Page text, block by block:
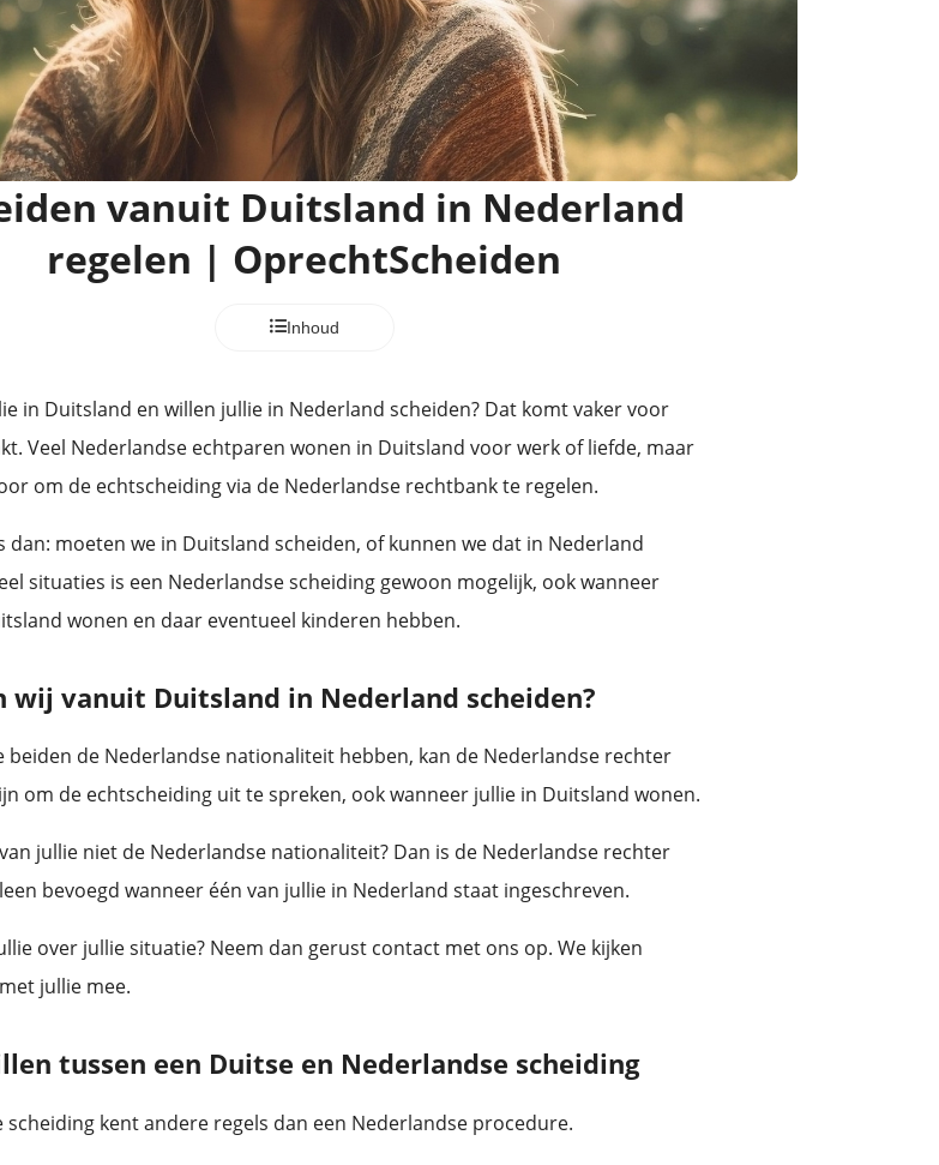
vanuit Duitsland in Nederland
regelen | OprechtScheiden
Inhoud
in Duitsland en willen jullie in Nederland scheiden? Dat komt vaker voor
Veel Nederlandse echtparen wonen in Duitsland voor werk of liefde, maar
om de echtscheiding via de Nederlandse rechtbank te regelen.
dan: moeten we in Duitsland scheiden, of kunnen we dat in Nederland
situaties is een Nederlandse scheiding gewoon mogelijk, ook wanneer
wonen en daar eventueel kinderen hebben.
wij vanuit Duitsland in Nederland scheiden?
beiden de Nederlandse nationaliteit hebben, kan de Nederlandse rechter
om de echtscheiding uit te spreken, ook wanneer jullie in Duitsland wonen.
jullie niet de Nederlandse nationaliteit? Dan is de Nederlandse rechter
bevoegd wanneer één van jullie in Nederland staat ingeschreven.
over jullie situatie? Neem dan gerust contact met ons op. We kijken
jullie mee.
tussen een Duitse en Nederlandse scheiding
scheiding kent andere regels dan een Nederlandse procedure.